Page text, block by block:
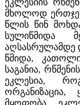
მხოლოდ
წლის წინ
სულიწმიდა
აღსასრულამდე
წმიდა,
საგანია,
ეკლესია,
ორგანიზაცია,
მყოფობა